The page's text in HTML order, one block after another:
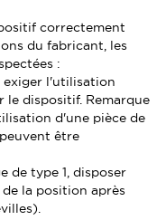
correctement
du fabricant, les
:
exiger l'utilisation
dispositif. Remarque
d'une pièce de
être
de type 1, disposer
la position après